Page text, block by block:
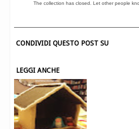
The collection has closed. Let other people
CONDIVIDI QUESTO POST SU
LEGGI ANCHE